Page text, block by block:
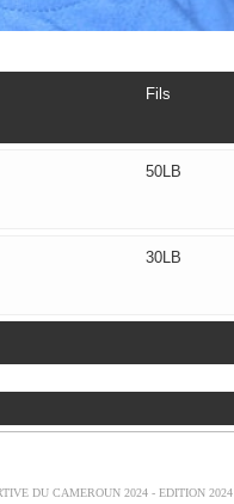
Fils
50LB
30LB
DU CAMEROUN 2024 - EDITION 2024